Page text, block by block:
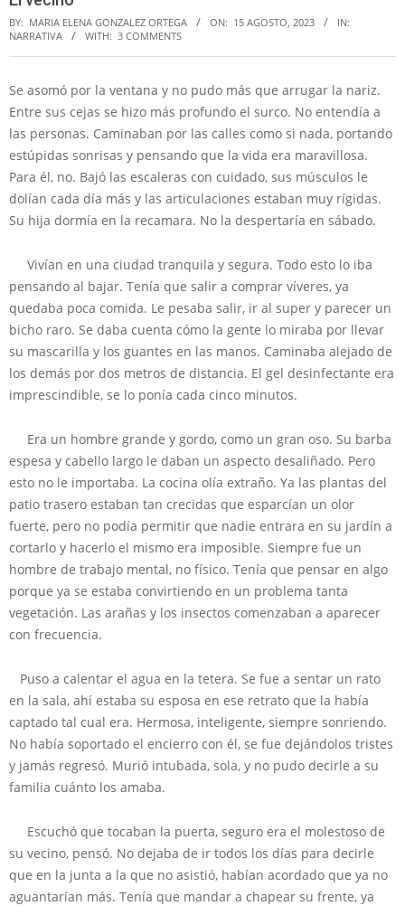
BY: MARIA ELENA GONZALEZ ORTEGA ON: 15 AGOSTO, 2023
IN:
NARRATIVA
WITH: 3 COMMENTS
Se asomó por la ventana y no pudo más que arrugar la nariz.
Entre sus cejas se hizo más profundo el surco. No entendía a
las personas. Caminaban por las calles como si nada, portando
estúpidas sonrisas y pensando que la vida era maravillosa.
Para él, no. Bajó las escaleras con cuidado, sus músculos le
dolían cada día más y las articulaciones estaban muy rígidas.
Su hija dormía en la recamara. No la despertaría en sábado.
Vivían en una ciudad tranquila y segura. Todo esto lo iba
pensando al bajar. Tenía que salir a comprar víveres, ya
quedaba poca comida. Le pesaba salir, ir al super y parecer un
bicho raro. Se daba cuenta cómo la gente lo miraba por llevar
su mascarilla y los guantes en las manos. Caminaba alejado de
los demás por dos metros de distancia. El gel desinfectante era
imprescindible, se lo ponía cada cinco minutos.
Era un hombre grande y gordo, como un gran oso. Su barba
espesa y cabello largo le daban un aspecto desaliñado. Pero
esto no le importaba. La cocina olía extraño. Ya las plantas del
patio trasero estaban tan crecidas que esparcían un olor
fuerte, pero no podía permitir que nadie entrara en su jardín a
cortarlo y hacerlo el mismo era imposible. Siempre fue un
hombre de trabajo mental, no físico. Tenía que pensar en algo
porque ya se estaba convirtiendo en un problema tanta
vegetación. Las arañas y los insectos comenzaban a aparecer
con frecuencia.
Puso a calentar el agua en la tetera. Se fue a sentar un rato
en la sala, ahí estaba su esposa en ese retrato que la había
captado tal cual era. Hermosa, inteligente, siempre sonriendo.
No había soportado el encierro con él, se fue dejándolos tristes
y jamás regresó. Murió intubada, sola, y no pudo decirle a su
familia cuánto los amaba.
Escuchó que tocaban la puerta, seguro era el molestoso de
su vecino, pensó. No dejaba de ir todos los días para decirle
que en la junta a la que no asistió, habían acordado que ya no
aguantarían más. Tenía que mandar a chapear su frente, ya